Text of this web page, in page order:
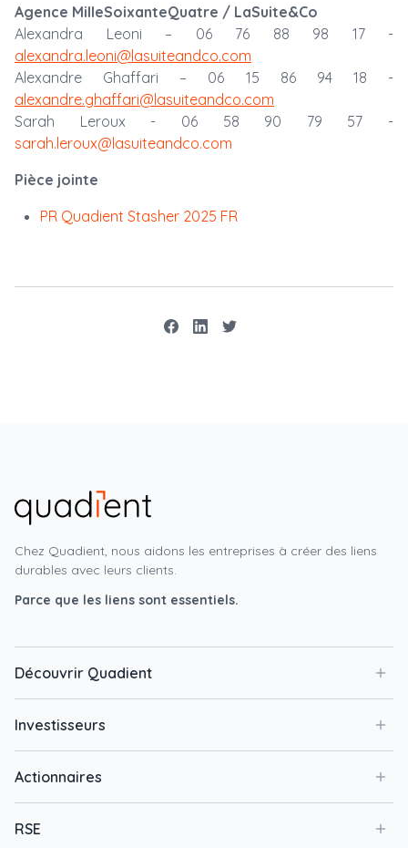
Agence MilleSoixanteQuatre / LaSuite&Co
Alexandra Leoni – 06 76 88 98 17 -
alexandra.leoni@lasuiteandco.com
Alexandre Ghaffari – 06 15 86 94 18 -
alexandre.ghaffari@lasuiteandco.com
Sarah Leroux - 06 58 90 79 57 -
sarah.leroux@lasuiteandco.com
Pièce jointe
PR Quadient Stasher 2025 FR
Chez Quadient, nous aidons les entreprises à créer des liens
durables avec leurs clients.
Parce que les liens sont essentiels.
Découvrir Quadient
Investisseurs
Actionnaires
RSE